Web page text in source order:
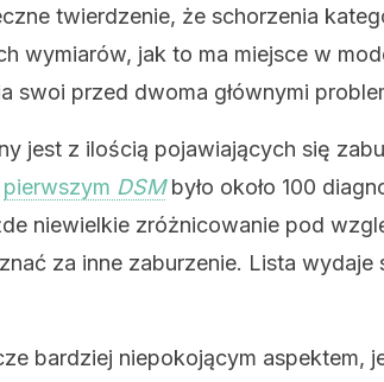
twierdzenie, że schorzenia
wymiarów, jak to ma miejsce w
swoi przed dwoma głównymi
jest z ilością pojawiających się
pierwszym DSMbyło około 100
niewielkie zróżnicowanie pod
za inne zaburzenie. Lista wydaje
bardziej niepokojącym aspektem,